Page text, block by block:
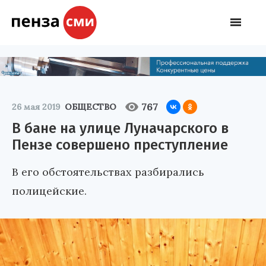
26 мая 2019 ОБЩЕСТВО 767
В бане на улице Луначарского в
Пензе совершено преступление
В его обстоятельствах разбирались
полицейские.